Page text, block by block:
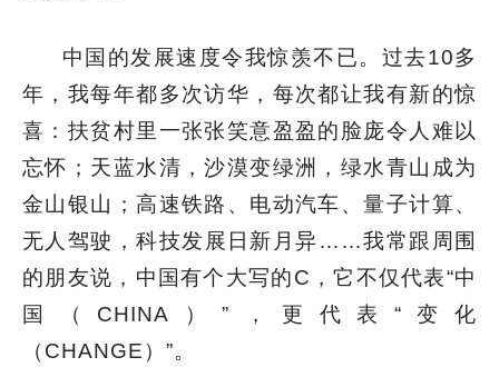
中国的发展速度令我惊羡不已。过去10多
年，我每年都多次访华，每次都让我有新的惊
喜：扶贫村里一张张笑意盈盈的脸庞令人难以
忘怀；天蓝水清，沙漠变绿洲，绿水青山成为
金山银山；高速铁路、电动汽车、量子计算、
无人驾驶，科技发展日新月异……我常跟周围
的朋友说，中国有个大写的C，它不仅代表“中
国（CHINA）”，更代表“变化
（CHANGE）”。